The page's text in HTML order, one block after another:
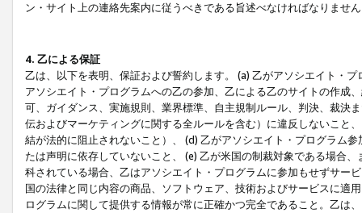
ン・サイト上の連絡先案内に従うべきである旨述べなければなりませ
4. 乙による保証
乙は、以下を表明、保証および誓約します。 (a) 乙がアソシエイト・
アソシエイト・プログラムへの乙の参加、乙による乙のサイトの作成
可、ガイダンス、実施規則、業界標準、自主規制ルール、判決、裁決
伝およびマーケティングに関する全ルールを含む）に違反しないこと
結が法的に阻止されないこと）、 (d) 乙がアソシエイト・プログラム
たは声明に依存していないこと、 (e) 乙が米国の制裁対象である場合
科されている場合、乙はアソシエイト・プログラムに参加もせずサー
国の法律と同じ内容の商品、ソフトウェア、技術およびサービスに適
ログラムに関して提供する情報が常に正確かつ完全であること。乙は